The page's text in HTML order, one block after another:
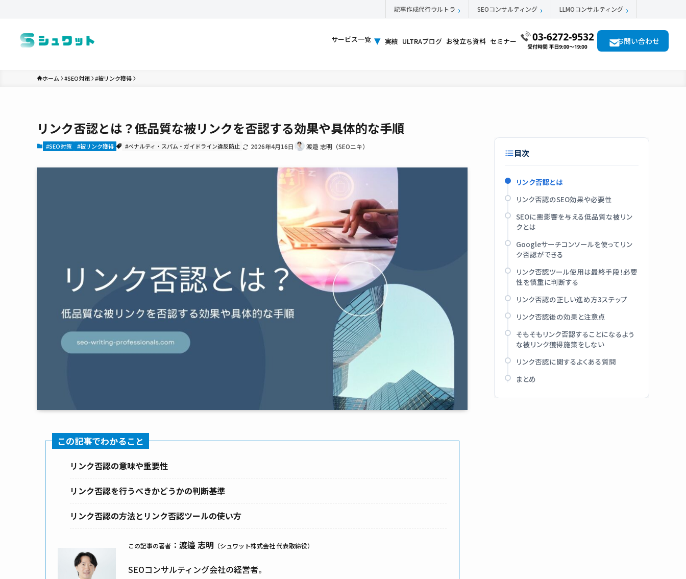
記事作成代行ウルトラ SEOコンサルティング LLMOコンサルティング
サービス一覧 ▾ 実績 ULTRAブログ お役立ち資料 セミナー お問い合わせ
ホーム #SEO対策 #被リンク獲得
リンク否認とは？低品質な被リンクを否認する効果や具体的な手順
#SEO対策 #被リンク獲得 #ペナルティ・スパム・ガイドライン違反防止 2026年4月16日 渡邉 志明（SEOニキ）
この記事でわかること
リンク否認の意味や重要性
リンク否認を行うべきかどうかの判断基準
リンク否認の方法とリンク否認ツールの使い方
この記事の著者 ：渡邉 志明 （シュワット株式会社 代表取締役）
SEOコンサルティング会社の経営者。
目次
リンク否認とは
リンク否認のSEO効果や必要性
SEOに悪影響を与える低品質な被リン
クとは
Googleサーチコンソールを使ってリン
ク否認ができる
リンク否認ツール使用は最終手段！必要
性を慎重に判断する
リンク否認の正しい進め方3ステップ
リンク否認後の効果と注意点
そもそもリンク否認することになるよう
な被リンク獲得施策をしない
リンク否認に関するよくある質問
まとめ